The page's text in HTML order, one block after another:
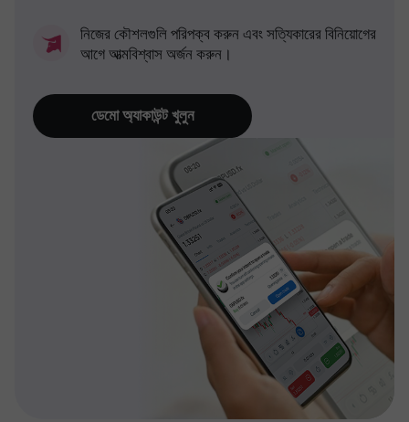
নিজের কৌশলগুলি পরিপক্ব করুন এবং সত্যিকারের বিনিয়োগের
আগে আত্মবিশ্বাস অর্জন করুন।
ডেমো অ্যাকাউন্ট খুলুন